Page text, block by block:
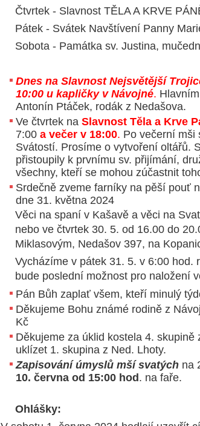
Čtvrtek - Slavnost TĚLA A KRVE
Pátek - Svátek Navštívení Panny
Sobota - Památka sv. Justina,
Dnes na Slavnost Nejsvětější
10:00 u kapličky v Návojné.
Antonín Ptáček, rodák z Nedašova.
Ve čtvrtek na Slavnost Těla a Krve
7:00 a večer v 18:00. Po večerní mši
Svátostí. Prosíme o vytvoření oltářů.
přistoupily k prvnímu sv. přijímání,
všechny, kteří se mohou zúčastnit
Srdečně zveme farníky na pěší pouť
dne 31. května 2024
Věci na spaní v Kašavě a věci na
nebo ve čtvrtek 30. 5. od 16.00 do
Miklasovým, Nedašov 397, na
Vycházíme v pátek 31. 5. v 6:00 hod.
bude poslední možnost pro naložení
Pán Bůh zaplať všem, kteří minulý
Děkujeme Bohu známé rodině z
Kč
Děkujeme za úklid kostela 4.
uklízet 1. skupina z Ned. Lhoty.
Zapisování úmyslů mší svatých na
10. června od 15:00 hod . na faře.
Ohlášky: